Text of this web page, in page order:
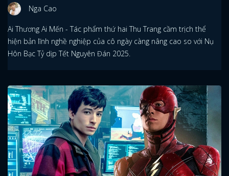
Nga Cao
Ai Thương Ai Mến - Tác phẩm thứ hai Thu Trang cầm trịch thể
hiện bản lĩnh nghề nghiệp của cô ngày càng nâng cao so với Nụ
Hôn Bạc Tỷ dịp Tết Nguyên Đán 2025.